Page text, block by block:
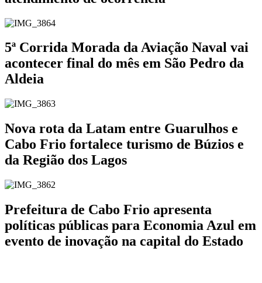
5ª Corrida Morada da Aviação Naval vai
acontecer final do mês em São Pedro da
Aldeia
Nova rota da Latam entre Guarulhos e
Cabo Frio fortalece turismo de Búzios e
da Região dos Lagos
Prefeitura de Cabo Frio apresenta
políticas públicas para Economia Azul em
evento de inovação na capital do Estado